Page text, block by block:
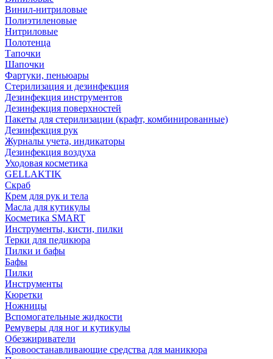
Винил-нитриловые
Полиэтиленовые
Нитриловые
Полотенца
Тапочки
Шапочки
Фартуки, пеньюары
Стерилизация и дезинфекция
Дезинфекция инструментов
Дезинфекция поверхностей
Пакеты для стерилизации (крафт, комбинированные)
Дезинфекция рук
Журналы учета, индикаторы
Дезинфекция воздуха
Уходовая косметика
GELLAKTIK
Скраб
Крем для рук и тела
Масла для кутикулы
Косметика SMART
Инструменты, кисти, пилки
Терки для педикюра
Пилки и бафы
Бафы
Пилки
Инструменты
Кюретки
Ножницы
Вспомогательные жидкости
Ремуверы для ног и кутикулы
Обезжириватели
Кровоостанавливающие средства для маникюра